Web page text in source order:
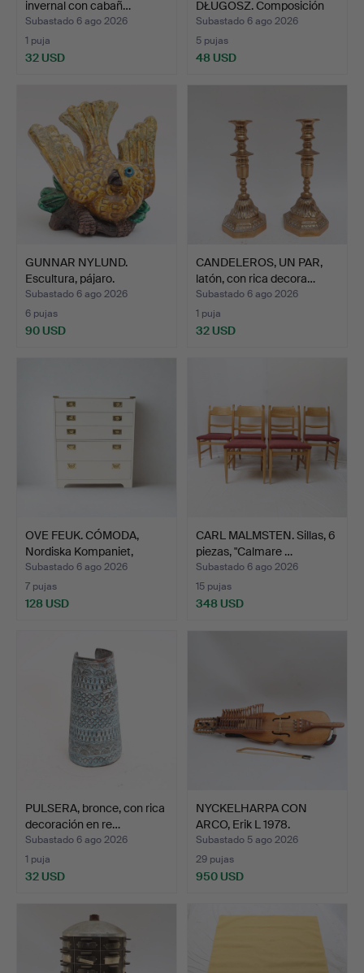
invernal con cabañ…
Subastado 6 ago 2026
1 puja
32 USD
DŁUGOSZ. Composición
co…
Subastado 6 ago 2026
5 pujas
48 USD
GUNNAR NYLUND.
Escultura, pájaro.
Subastado 6 ago 2026
6 pujas
90 USD
CANDELEROS, UN PAR,
latón, con rica decora…
Subastado 6 ago 2026
1 puja
32 USD
OVE FEUK. CÓMODA,
Nordiska Kompaniet,
déca…
Subastado 6 ago 2026
7 pujas
128 USD
CARL MALMSTEN. Sillas, 6
piezas, "Calmare …
Subastado 6 ago 2026
15 pujas
348 USD
PULSERA, bronce, con rica
decoración en re…
Subastado 6 ago 2026
1 puja
32 USD
NYCKELHARPA CON
ARCO, Erik L 1978.
Subastado 5 ago 2026
29 pujas
950 USD